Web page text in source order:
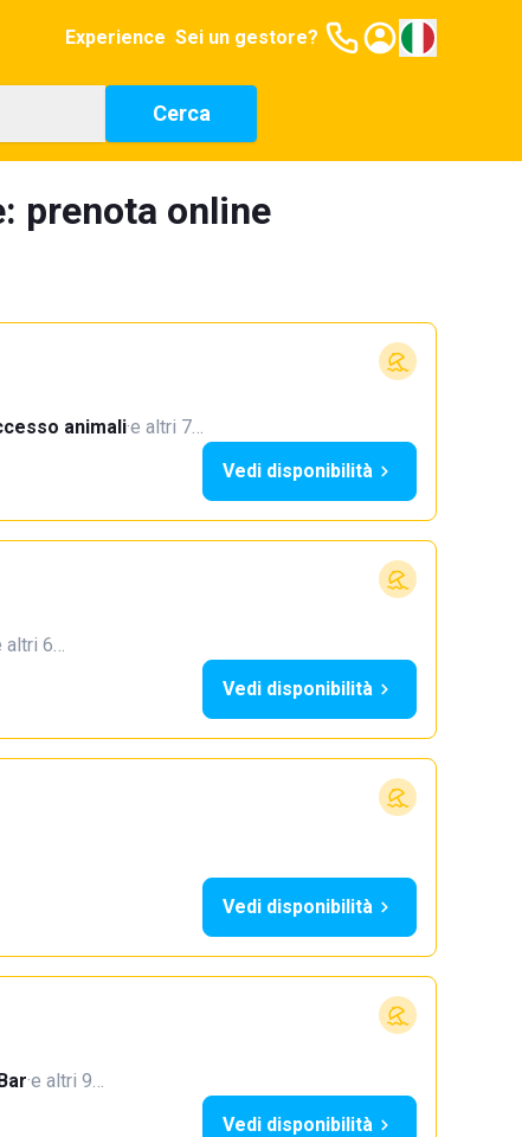
Experience Sei un gestore?
Cerca
prenota online
animali·e altri 7…
Vedi disponibilità
altri 6…
Vedi disponibilità
Vedi disponibilità
·e altri 9…
Vedi disponibilità